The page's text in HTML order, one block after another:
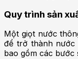
Quy trình sản
Một giọt nước
để trở thành nước
bao gồm các bước